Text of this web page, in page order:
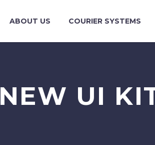
ABOUT US COURIER SYSTEMS
NEW UI